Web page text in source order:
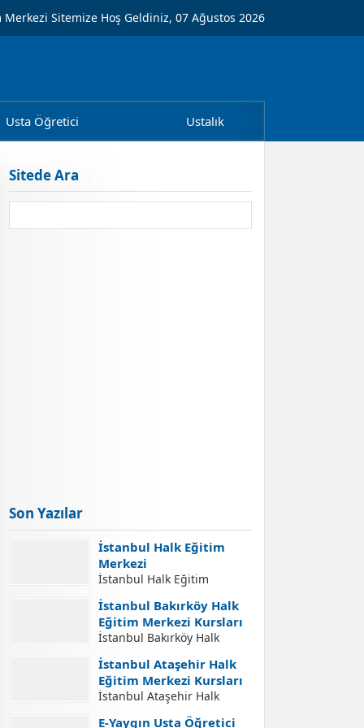
Merkezi Sitemize Hoş Geldiniz, 07 Ağustos 2026
Usta Öğretici Ustalık
Sitede Ara
Son Yazılar
İstanbul Halk Eğitim
Merkezi
İstanbul Halk Eğitim
Merkezi İletişim Adresleri
İstanbul Halk Eğitim
Merkezi İletişim Bilgileri,
İstanbul Halk Eğitim
Merkezleri Adresleri, Halk
Eğitim Merkezlerinde Açılan
Kurslara Kurs Kayıt
İşlemleri Nasıl Yapılır.
İstanbul Bakırköy Halk
Eğitim Merkezi Kursları
İstanbul Bakırköy Halk
Eğitim Merkezi Kursları
İstanbul Bakırköy Halk
Eğitim Merkezi Açılabilecek
Kursları. İstanbul Bakırköy
Halk Eğitim Merkezi Kurs
İstanbul Ataşehir Halk
Eğitim Merkezi Kursları
İstanbul Ataşehir Halk
Eğitim Merkezi Kursları
E-Yaygın Usta Öğretici